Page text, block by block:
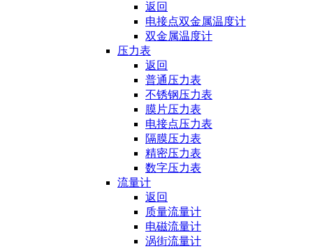
返回
电接点双金属温度计
双金属温度计
压力表
返回
普通压力表
不锈钢压力表
膜片压力表
电接点压力表
隔膜压力表
精密压力表
数字压力表
流量计
返回
质量流量计
电磁流量计
涡街流量计